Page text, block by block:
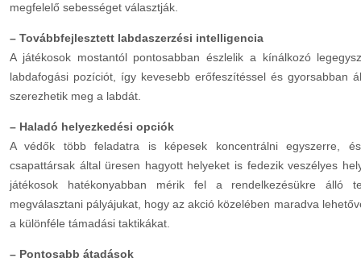
megfelelő sebességet választják.
– Továbbfejlesztett labdaszerzési intelligencia
A játékosok mostantól pontosabban észlelik a kínálkozó
labdafogási pozíciót, így kevesebb erőfeszítéssel és gyorsabban
szerezhetik meg a labdát.
– Haladó helyezkedési opciók
A védők több feladatra is képesek koncentrálni egyszerre,
csapattársak által üresen hagyott helyeket is fedezik veszélyes
játékosok hatékonyabban mérik fel a rendelkezésükre álló
megválasztani pályájukat, hogy az akció közelében maradva
a különféle támadási taktikákat.
– Pontosabb átadások